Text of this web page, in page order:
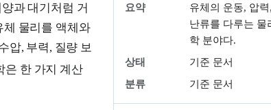
과 대기처럼 거
체 물리를 액체와
압, 부력, 질량 보
은 한 가지 계산
요약
유체의 운동, 압
난류를 다루는 물
학 분야다.
상태
기준 문서
분류
기준 문서